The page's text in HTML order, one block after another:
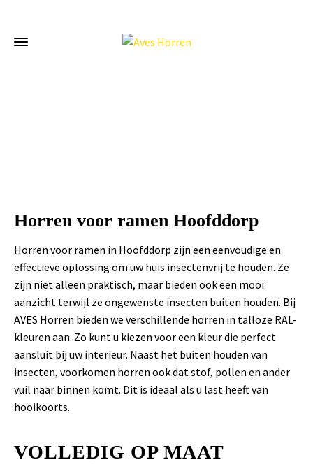
Horren voor ramen Hoofddorp
Horren voor ramen in Hoofddorp zijn een eenvoudige en
effectieve oplossing om uw huis insectenvrij te houden. Ze
zijn niet alleen praktisch, maar bieden ook een mooi
aanzicht terwijl ze ongewenste insecten buiten houden. Bij
AVES Horren bieden we verschillende horren in talloze RAL-
kleuren aan. Zo kunt u kiezen voor een kleur die perfect
aansluit bij uw interieur. Naast het buiten houden van
insecten, voorkomen horren ook dat stof, pollen en ander
vuil naar binnen komt. Dit is ideaal als u last heeft van
hooikoorts.
VOLLEDIG OP MAAT